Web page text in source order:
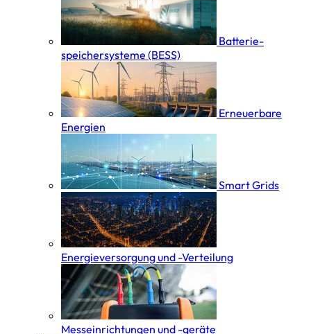
Batterie­
speicher­systeme (BESS)
Erneuerbare
Energien
Smart Grids
Energieversorgung und -Verteilung
Messeinrichtungen und -geräte